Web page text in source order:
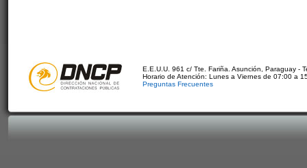
E.E.U.U. 961 c/ Tte. Fariña. Asunción, Paraguay -
Horario de Atención: Lunes a Viernes de 07:00 a
Preguntas Frecuentes